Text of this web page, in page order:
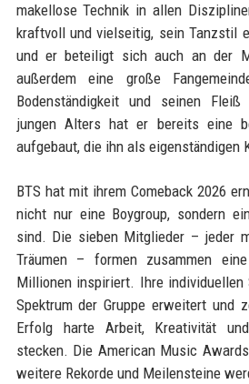
makellose Technik in allen
kraftvoll und vielseitig, sein Tanzstil
und er beteiligt sich auch an der
außerdem eine große
Bodenständigkeit und seinen
jungen Alters hat er bereits eine
aufgebaut, die ihn als eigenständigen
BTS hat mit ihrem Comeback 2026
nicht nur eine Boygroup, sondern
sind. Die sieben Mitglieder – jeder
Träumen – formen zusammen
Millionen inspiriert. Ihre individuellen
Spektrum der Gruppe erweitert und
Erfolg harte Arbeit, Kreativität
stecken. Die American Music
weitere Rekorde und Meilensteine